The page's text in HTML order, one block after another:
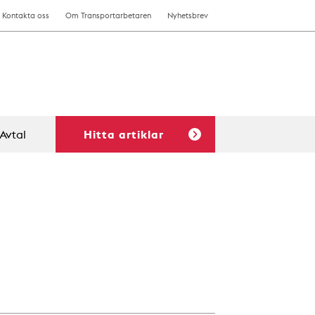
Kontakta oss Om Transportarbetaren Nyhetsbrev
Hitta artiklar